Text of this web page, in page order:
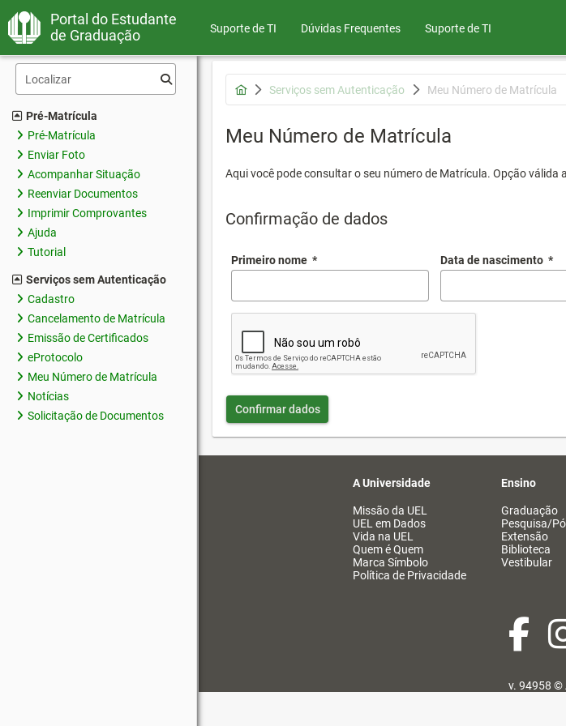
Portal do Estudante
de Graduação
Suporte de TI Dúvidas Frequentes Suporte de TI
Pré-Matrícula
Pré-Matrícula
Enviar Foto
Acompanhar Situação
Reenviar Documentos
Imprimir Comprovantes
Ajuda
Tutorial
Serviços sem Autenticação
Cadastro
Cancelamento de Matrícula
Emissão de Certificados
eProtocolo
Meu Número de Matrícula
Notícias
Solicitação de Documentos
Serviços sem Autenticação Meu Número de Matrícula
Meu Número de Matrícula
Aqui você pode consultar o seu número de Matrícula. Opção válida
Confirmação de dados
Primeiro nome * Data de nascimento *
Confirmar dados
A Universidade
Missão da UEL
UEL em Dados
Vida na UEL
Quem é Quem
Marca Símbolo
Política de Privacidade
Ensino
Graduação
Pesquisa/
Extensão
Biblioteca
Vestibular
v. 94958 ©